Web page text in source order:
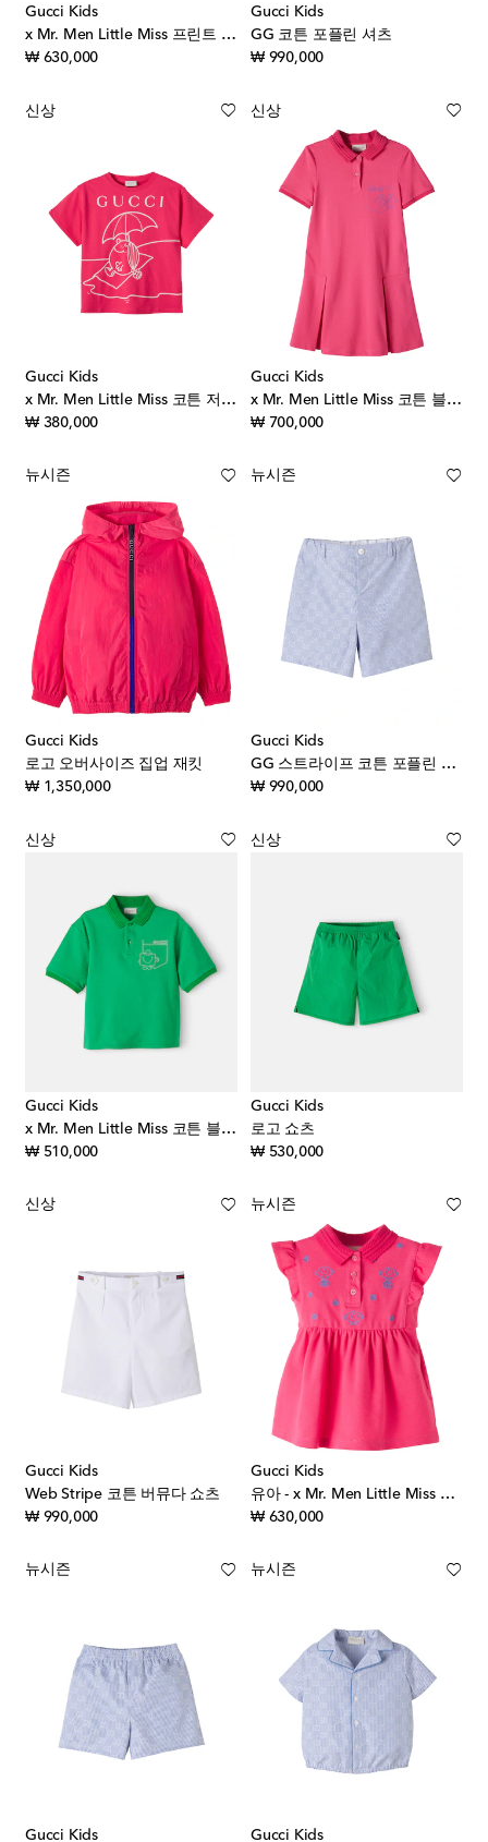
Gucci Kids
x Mr. Men Little Miss 프린트 스윔 쇼츠
₩ 630,000original price
Gucci Kids
GG 코튼 포플린 셔츠
₩ 990,000original price
신상
Gucci Kids
x Mr. Men Little Miss 코튼 저지 티셔츠
₩ 380,000original price
신상
Gucci Kids
x Mr. Men Little Miss 코튼 블렌드 폴로 드레스
₩ 700,000original price
뉴시즌
Gucci Kids
로고 오버사이즈 집업 재킷
₩ 1,350,000original price
뉴시즌
Gucci Kids
GG 스트라이프 코튼 포플린 버뮤다 쇼츠
₩ 990,000original price
신상
Gucci Kids
x Mr. Men Little Miss 코튼 블렌드 피케 폴로 셔츠
₩ 510,000original price
신상
Gucci Kids
로고 쇼츠
₩ 530,000original price
신상
Gucci Kids
Web Stripe 코튼 버뮤다 쇼츠
₩ 990,000original price
뉴시즌
Gucci Kids
유아 - x Mr. Men Little Miss 코튼 블렌드 피케 드레스
₩ 630,000original price
뉴시즌
Gucci Kids
뉴시즌
Gucci Kids